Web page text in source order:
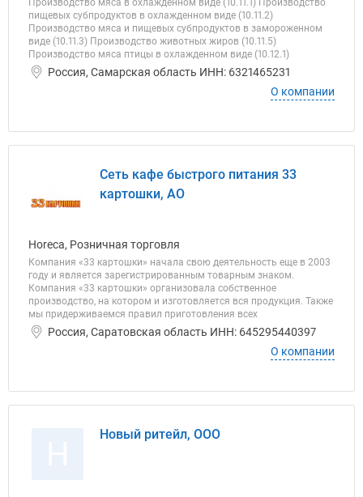
Производство мяса в охлажденном виде (10.11.1) Производство
пищевых субпродуктов в охлажденном виде (10.11.2)
Производство мяса и пищевых субпродуктов в замороженном
виде (10.11.3) Производство животных жиров (10.11.5)
Производство мяса птицы в охлажденном виде (10.12.1)
Россия, Самарская область ИНН: 6321465231
О компании
Сеть кафе быстрого питания 33
картошки, АО
Horeca, Розничная торговля
Компания «33 картошки» начала свою деятельность еще в 2003
году и является зарегистрированным товарным знаком.
Компания «33 картошки» организовала собственное
производство, на котором и изготовляется вся продукция. Также
мы придерживаемся правил приготовления всех
Россия, Саратовская область ИНН: 645295440397
О компании
Новый ритейл, ООО